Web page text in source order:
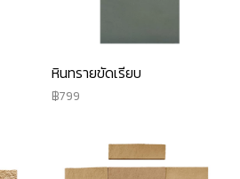
หินทรายขัดเรียบ
799